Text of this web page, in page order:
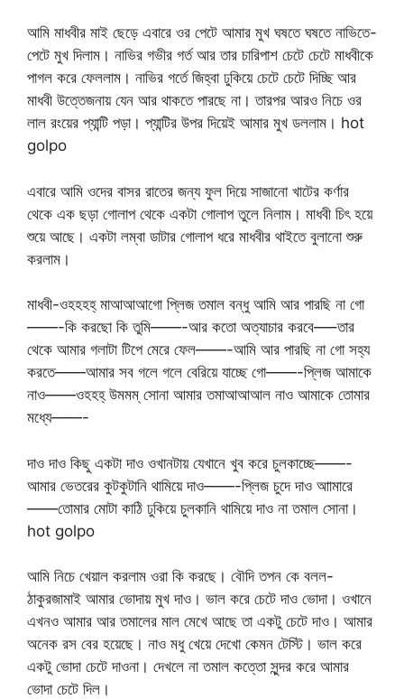
আমি মাধবীর মাই ছেড়ে এবারে ওর পেটে আমার মুখ ঘষতে ঘষতে নাভিতে-
পেটে মুখ দিলাম। নাভির গভীর গর্ত আর তার চারিপাশ চেটে চেটে মাধবীকে
পাগল করে ফেললাম। নাভির গর্তে জিহ্বা ঢুকিয়ে চেটে চেটে দিচ্ছি আর
মাধবী উত্তেজনায় যেন আর থাকতে পারছে না। তারপর আরও নিচে ওর
লাল রংয়ের প্যান্টি পড়া। প্যান্টির উপর দিয়েই আমার মুখ ডললাম। hot
golpo
এবারে আমি ওদের বাসর রাতের জন্য ফুল দিয়ে সাজানো খাটের কর্ণার
থেকে এক ছড়া গোলাপ থেকে একটা গোলাপ তুলে নিলাম। মাধবী চিৎ হয়ে
শুয়ে আছে। একটা লম্বা ডাটার গোলাপ ধরে মাধবীর থাইতে বুলানো শুরু
করলাম।
মাধবী-ওহহহহ্ মাআআআগো প্লিজ তমাল বন্ধু আমি আর পারছি না গো
——-কি করছো কি তুমি——-আর কতো অত্যাচার করবে—–তার
থেকে আমার গলাটা টিপে মেরে ফেল——-আমি আর পারছি না গো সহ্য
করতে——আমার সব গলে গলে বেরিয়ে যাচ্ছে গো——-প্লিজ আমাকে
নাও——ওহহহ্ উমমম্ সোনা আমার তমাআআআল নাও আমাকে তোমার
মধ্যে——-
দাও দাও কিছু একটা দাও ওখানটায় যেখানে খুব করে চুলকাচ্ছে——-
আমার ভেতরের কুটকুটানি থামিয়ে দাও——-প্লিজ চুদে দাও আামারে
——তোমার মোটা কাঠি ঢুকিয়ে চুলকানি থামিয়ে দাও না তমাল সোনা।
hot golpo
আমি নিচে খেয়াল করলাম ওরা কি করছে। বৌদি তপন কে বলল-
ঠাকুরজামাই আমার ভোদায় মুখ দাও। ভাল করে চেটে দাও ভোদা। ওখানে
এখনও আমার আর তমালের মাল মেখে আছে তা একটু চেটে দাও। আমার
অনেক রস বের হয়েছে। নাও মধু খেয়ে দেখো কেমন টেস্টি। ভাল করে
একটু ভোদা চেটে দাওনা। দেখলে না তমাল কত্তো সুন্দর করে আমার
ভোদা চেটে দিল।